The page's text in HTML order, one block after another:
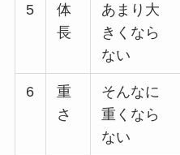
5
体
長
あまり大
きくなら
ない
6
重
さ
そんなに
重くなら
ない